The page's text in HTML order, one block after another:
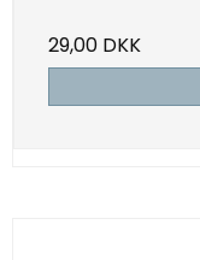
29,00 DKK